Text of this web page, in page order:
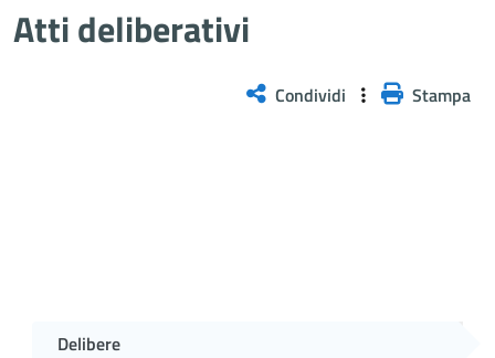
Atti deliberativi
Condividi Stampa
Delibere